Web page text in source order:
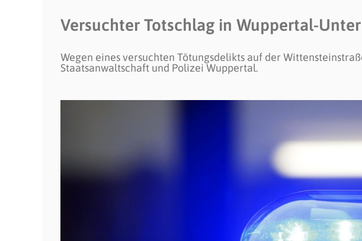
Versuchter Totschlag in Wuppertal-
Wegen eines versuchten Tötungsdelikts auf der
Staatsanwaltschaft und Polizei Wuppertal.